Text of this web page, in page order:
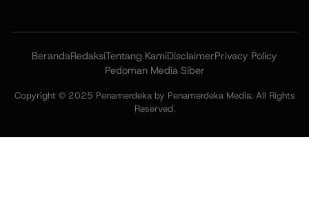
BerandaRedaksiTentang KamiDisclaimerPrivacy Policy
Pedoman Media Siber
Copyright © 2025 Penamerdeka by Penamerdeka Media. All Rights
Reserved.